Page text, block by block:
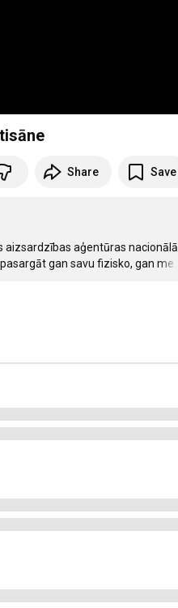
Share Save
aizsardzības aģentūras nacionālā
gan savu fizisko, gan me